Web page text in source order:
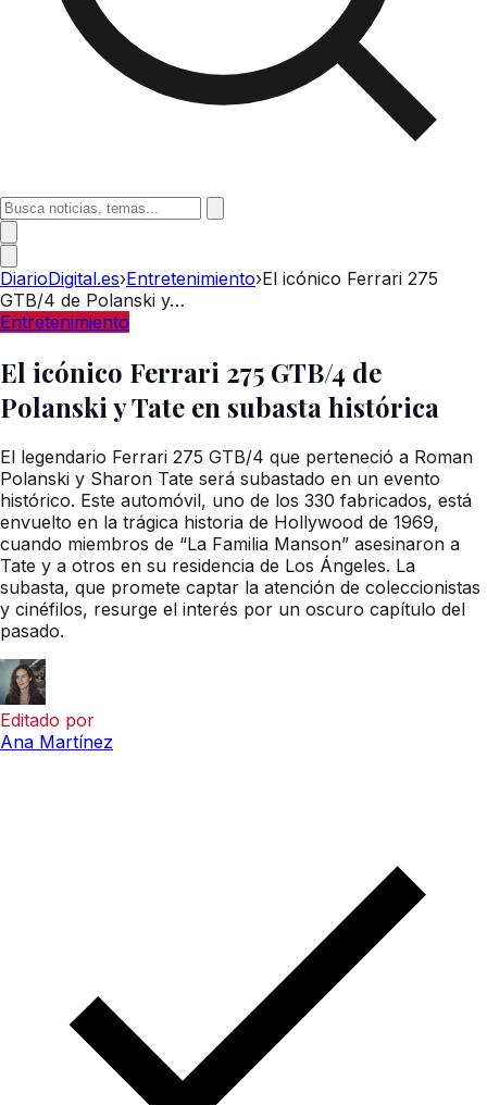
DiarioDigital.es›Entretenimiento›El icónico Ferrari 275
GTB/4 de Polanski y…
Entretenimiento
El icónico Ferrari 275 GTB/4 de
Polanski y Tate en subasta histórica
El legendario Ferrari 275 GTB/4 que perteneció a Roman
Polanski y Sharon Tate será subastado en un evento
histórico. Este automóvil, uno de los 330 fabricados, está
envuelto en la trágica historia de Hollywood de 1969,
cuando miembros de “La Familia Manson” asesinaron a
Tate y a otros en su residencia de Los Ángeles. La
subasta, que promete captar la atención de coleccionistas
y cinéfilos, resurge el interés por un oscuro capítulo del
pasado.
Editado por
Ana Martínez